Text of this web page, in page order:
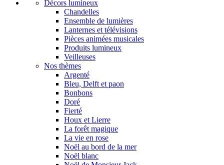
Nos thèmes
Argenté
Bleu, Delft et paon
Bonbons
Doré
Fierté
Houx et Lierre
La forêt magique
La vie en rose
Noël au bord de la mer
Noël blanc
Décors lumineux
Chandelles
Ensemble de lumières
Lanternes et télévisions
Pièces animées musicales
Produits lumineux
Veilleuses